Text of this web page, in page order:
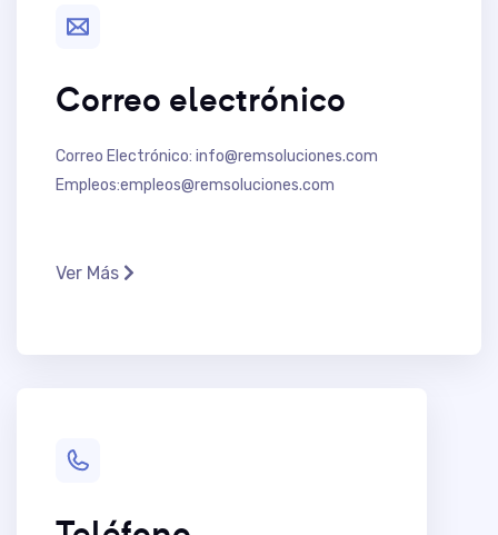
Correo electrónico
Correo Electrónico: info@remsoluciones.com
Empleos:empleos@remsoluciones.com
Ver Más